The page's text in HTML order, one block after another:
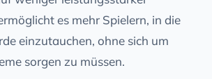
es mehr Spielern, in die
einzutauchen, ohne sich um
sorgen zu müssen.